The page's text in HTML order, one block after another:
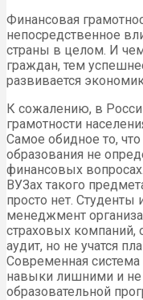
Финансовая
непосредственное
страны в целом. И
граждан, тем
развивается
К сожалению, в
грамотности
Самое обидное то,
образования не
финансовых
ВУЗах такого
просто нет.
менеджмент
страховых компаний,
аудит, но не учатся
Современная система
навыки лишними и не
образовательной